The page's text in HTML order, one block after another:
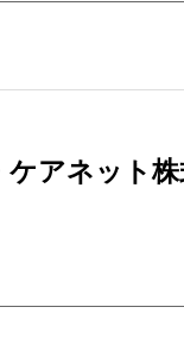
アネット